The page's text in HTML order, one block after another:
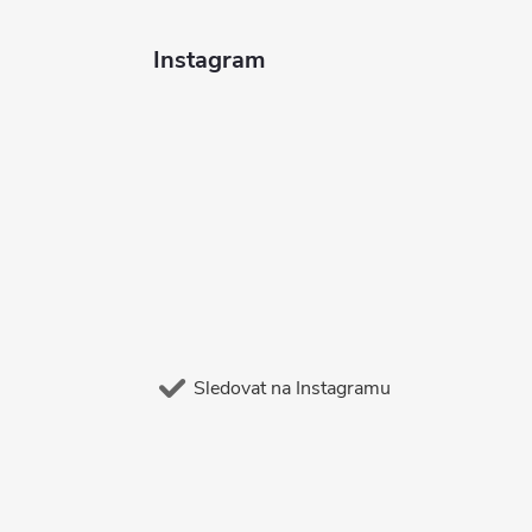
Instagram
Sledovat na Instagramu